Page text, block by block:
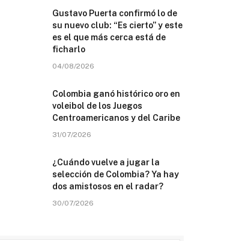
Gustavo Puerta confirmó lo de
su nuevo club: “Es cierto” y este
es el que más cerca está de
ficharlo
04/08/2026
Colombia ganó histórico oro en
voleibol de los Juegos
Centroamericanos y del Caribe
31/07/2026
¿Cuándo vuelve a jugar la
selección de Colombia? Ya hay
dos amistosos en el radar?
30/07/2026